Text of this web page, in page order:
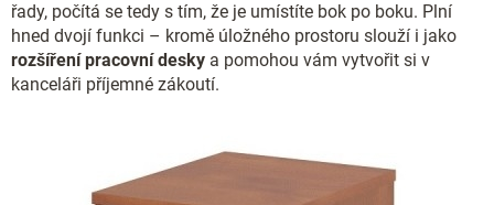
řady, počítá se tedy s tím, že je umístíte bok po boku. Plní
hned dvojí funkci – kromě úložného prostoru slouží i jako
rozšíření pracovní desky a pomohou vám vytvořit si v
kanceláři příjemné zákoutí.